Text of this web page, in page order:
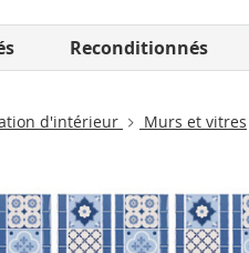
Reconditionnés
d'intérieur Murs et vitres